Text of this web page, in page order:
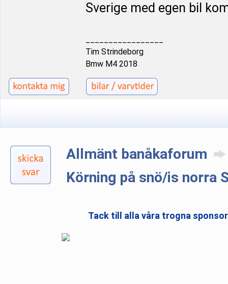
Sverige med egen bil
Tim Strindeborg
Bmw M4 2018
Allmänt banåkaforum
Körning på snö/is norra
Tack till alla våra trogna